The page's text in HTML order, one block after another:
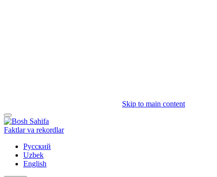
Skip to main content
Faktlar va rekordlar
Русский
Uzbek
English